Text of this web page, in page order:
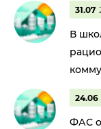
31.07
В
24.06
ФАС